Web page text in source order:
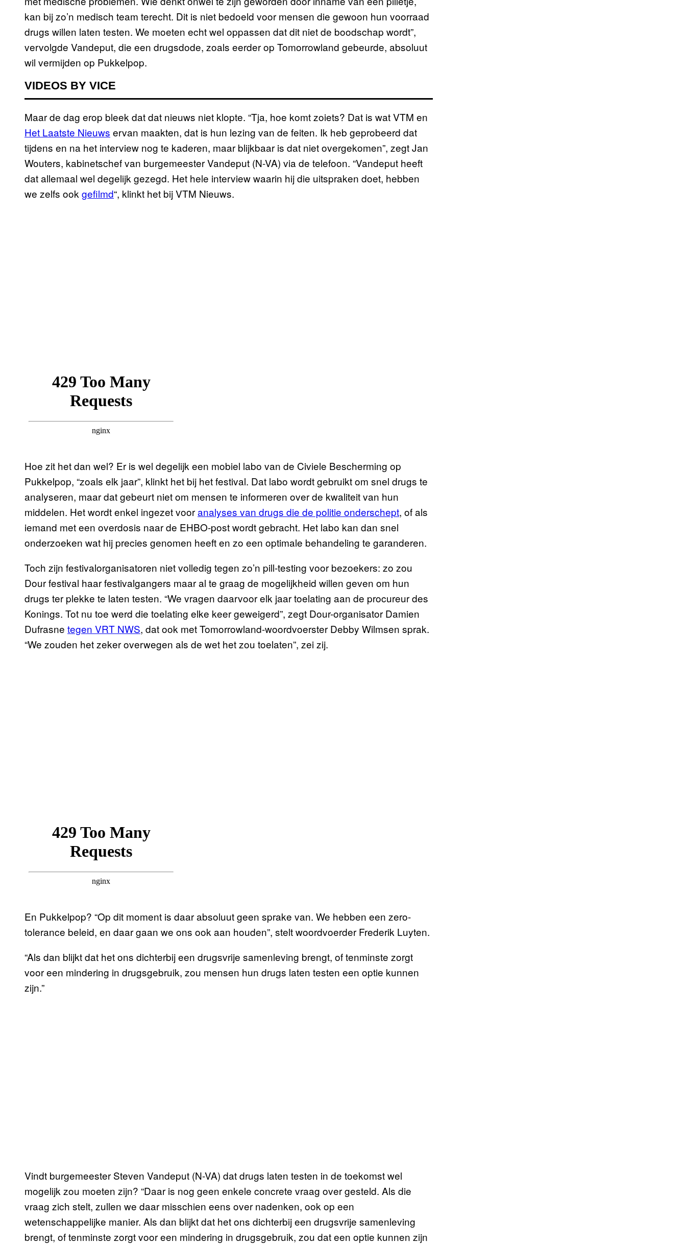
kan bij zo’n medisch team terecht. Dit is niet bedoeld voor mensen die gewoon hun voorraad
drugs willen laten testen. We moeten echt wel oppassen dat dit niet de boodschap wordt”,
vervolgde Vandeput, die een drugsdode, zoals eerder op Tomorrowland gebeurde, absoluut
wil vermijden op Pukkelpop.
VIDEOS BY VICE
Maar de dag erop bleek dat dat nieuws niet klopte. “Tja, hoe komt zoiets? Dat is wat VTM en
Het Laatste Nieuws ervan maakten, dat is hun lezing van de feiten. Ik heb geprobeerd dat
tijdens en na het interview nog te kaderen, maar blijkbaar is dat niet overgekomen”, zegt Jan
Wouters, kabinetschef van burgemeester Vandeput (N-VA) via de telefoon. “Vandeput heeft
dat allemaal wel degelijk gezegd. Het hele interview waarin hij die uitspraken doet, hebben
we zelfs ook gefilmd“, klinkt het bij VTM Nieuws.
Hoe zit het dan wel? Er is wel degelijk een mobiel labo van de Civiele Bescherming op
Pukkelpop, “zoals elk jaar”, klinkt het bij het festival. Dat labo wordt gebruikt om snel drugs te
analyseren, maar dat gebeurt niet om mensen te informeren over de kwaliteit van hun
middelen. Het wordt enkel ingezet vooranalyses van drugs die de politie onderschept, of als
iemand met een overdosis naar de EHBO-post wordt gebracht. Het labo kan dan snel
onderzoeken wat hij precies genomen heeft en zo een optimale behandeling te garanderen.
Toch zijn festivalorganisatoren niet volledig tegen zo’n pill-testing voor bezoekers: zo zou
Dour festival haar festivalgangers maar al te graag de mogelijkheid willen geven om hun
drugs ter plekke te laten testen. “We vragen daarvoor elk jaar toelating aan de procureur des
Konings. Tot nu toe werd die toelating elke keer geweigerd”, zegt Dour-organisator Damien
Dufrasne tegen VRT NWS, dat ook met Tomorrowland-woordvoerster Debby Wilmsen sprak.
“We zouden het zeker overwegen als de wet het zou toelaten”, zei zij.
En Pukkelpop? “Op dit moment is daar absoluut geen sprake van. We hebben een zero-
tolerance beleid, en daar gaan we ons ook aan houden”, stelt woordvoerder Frederik Luyten.
“Als dan blijkt dat het ons dichterbij een drugsvrije samenleving brengt, of tenminste zorgt
voor een mindering in drugsgebruik, zou mensen hun drugs laten testen een optie kunnen
zijn.”
Vindt burgemeester Steven Vandeput (N-VA) dat drugs laten testen in de toekomst wel
mogelijk zou moeten zijn? “Daar is nog geen enkele concrete vraag over gesteld. Als die
vraag zich stelt, zullen we daar misschien eens over nadenken, ook op een
wetenschappelijke manier. Als dan blijkt dat het ons dichterbij een drugsvrije samenleving
brengt, of tenminste zorgt voor een mindering in drugsgebruik, zou dat een optie kunnen zijn